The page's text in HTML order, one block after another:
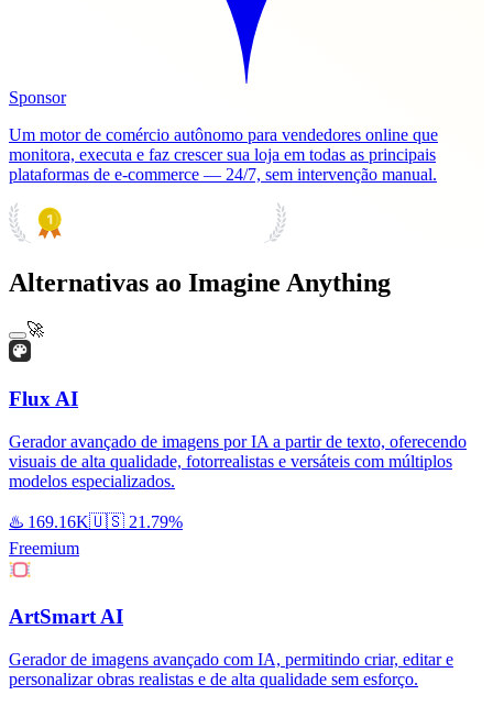
Sponsor
Um motor de comércio autônomo para vendedores online que
monitora, executa e faz crescer sua loja em todas as principais
plataformas de e-commerce — 24/7, sem intervenção manual.
Alternativas ao Imagine Anything
🚀
Flux AI
Gerador avançado de imagens por IA a partir de texto, oferecendo
visuais de alta qualidade, fotorrealistas e versáteis com múltiplos
modelos especializados.
♨️ 169.16K🇺🇸 21.79%
Freemium
ArtSmart AI
Gerador de imagens avançado com IA, permitindo criar, editar e
personalizar obras realistas e de alta qualidade sem esforço.